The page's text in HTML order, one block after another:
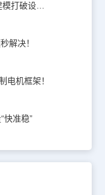
浩辰青翼二三维设计平台：用3D建模打破设计边界
解决！
电机框架！
快准稳”